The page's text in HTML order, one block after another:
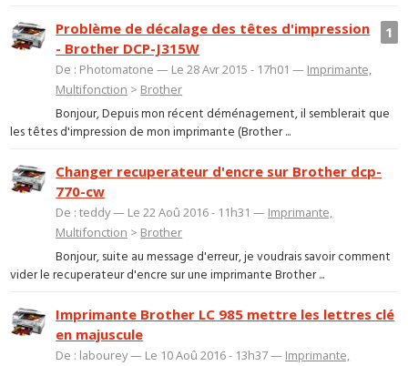
1
Problème de décalage des têtes d'impression
- Brother DCP-J315W
De : Photomatone — Le 28 Avr 2015 - 17h01 — Imprimante,
Multifonction > Brother
Bonjour, Depuis mon récent déménagement, il semblerait que
les têtes d'impression de mon imprimante (Brother ...
Changer recuperateur d'encre sur Brother dcp-
770-cw
De : teddy — Le 22 Aoû 2016 - 11h31 — Imprimante,
Multifonction > Brother
Bonjour, suite au message d'erreur, je voudrais savoir comment
vider le recuperateur d'encre sur une imprimante Brother ...
Imprimante Brother LC 985 mettre les lettres clé
en majuscule
De : labourey — Le 10 Aoû 2016 - 13h37 — Imprimante,